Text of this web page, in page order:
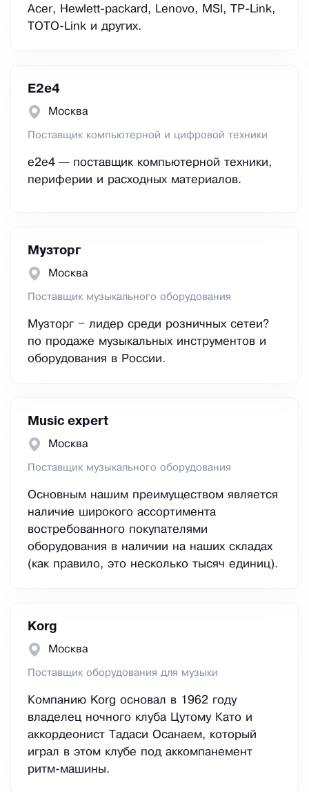
Acer, Hewlett-packard, Lenovo, MSI, TP-Link,
TOTO-Link и других.
E2е4
Москва
Поставщик компьютерной и цифровой техники
e2e4 — поставщик компьютерной техники,
периферии и расходных материалов.
Музторг
Москва
Поставщик музыкального оборудования
Музторг – лидер среди розничных сетеи?
по продаже музыкальных инструментов и
оборудования в России.
Music expert
Москва
Поставщик музыкального оборудования
Основным нашим преимуществом является
наличие широкого ассортимента
востребованного покупателями
оборудования в наличии на наших складах
(как правило, это несколько тысяч единиц).
Korg
Москва
Поставщик оборудования для музыки
Компанию Korg основал в 1962 году
владелец ночного клуба Цутому Като и
аккордеонист Тадаси Осанаем, который
играл в этом клубе под аккомпанемент
ритм-машины.